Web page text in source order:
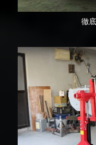
徹